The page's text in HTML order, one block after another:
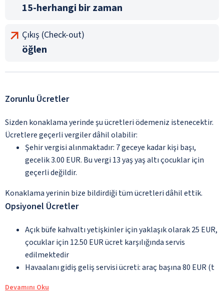
15-herhangi bir zaman
Çıkış (Check-out)
öğlen
Zorunlu Ücretler
Sizden konaklama yerinde şu ücretleri ödemeniz istenecektir.
Ücretlere geçerli vergiler dâhil olabilir:
Şehir vergisi alınmaktadır: 7 geceye kadar kişi başı,
gecelik 3.00 EUR. Bu vergi 13 yaş yaş altı çocuklar için
geçerli değildir.
Konaklama yerinin bize bildirdiği tüm ücretleri dâhil ettik.
Opsiyonel Ücretler
Açık büfe kahvaltı yetişkinler için yaklaşık olarak 25 EUR,
çocuklar için 12.50 EUR ücret karşılığında servis
edilmektedir
Havaalanı gidiş geliş servisi ücreti: araç başına 80 EUR (t
Devamını Oku